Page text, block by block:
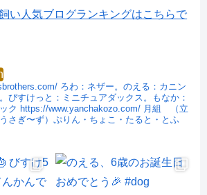
い人気ブログランキングはこちらで
ろわ：ネザー。のえる：カニン
びすけっと：ミニチュアダックス。もなか：
ク https://www.yanchakozo.com/ 月組 （立
さぎ〜ず）ぷりん・ちょこ・たると・とふ